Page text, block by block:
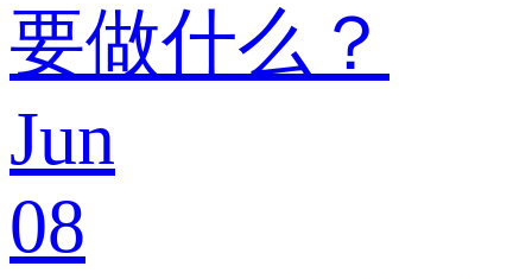
要做什么？
Jun
08